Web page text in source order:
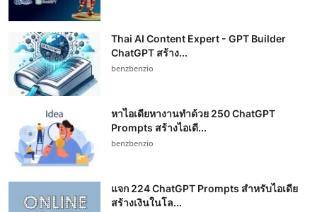
Thai AI Content Expert - GPT Builder
ChatGPT สร้าง...
benzbenzio
หาไอเดียหางานทำด้วย 250 ChatGPT
Prompts สร้างไอเดี...
benzbenzio
แจก 224 ChatGPT Prompts สำหรับไอเดีย
สร้างเงินในโล...